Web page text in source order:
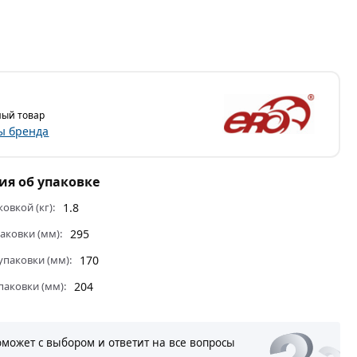
товар
бренда
об упаковке
(кг): 1.8
(мм): 295
(мм): 170
(мм): 204
с выбором и ответит на все вопросы